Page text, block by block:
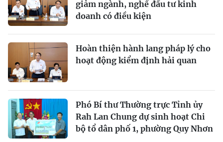
giảm ngành, nghề đầu tư kinh
doanh có điều kiện
Hoàn thiện hành lang pháp lý cho
hoạt động kiểm định hải quan
Phó Bí thư Thường trực Tỉnh ủy
Rah Lan Chung dự sinh hoạt Chi
bộ tổ dân phố 1, phường Quy Nhơn